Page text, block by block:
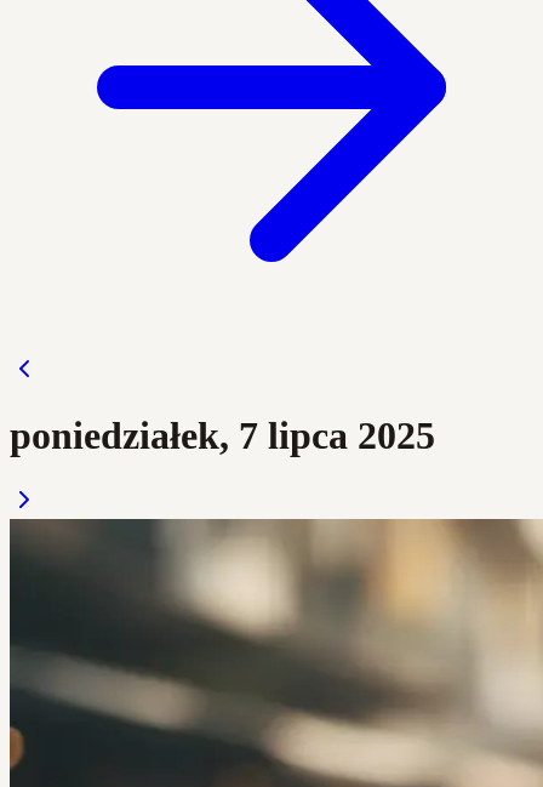
poniedziałek, 7 lipca 2025